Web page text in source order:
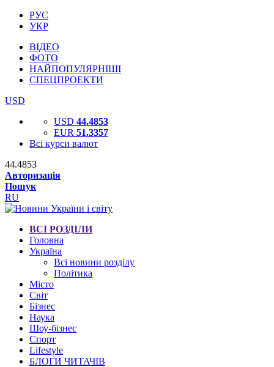
РУС
УКР
ВІДЕО
ФОТО
НАЙПОПУЛЯРНІШІ
СПЕЦПРОЕКТИ
USD
USD 44.4853
EUR 51.3357
Всі курси валют
44.4853
Авторизація
Пошук
RU
ВСІ РОЗДІЛИ
Головна
Україна
Всі новини розділу
Політика
Місто
Світ
Бізнес
Наука
Шоу-бізнес
Спорт
Lifestyle
БЛОГИ ЧИТАЧІВ